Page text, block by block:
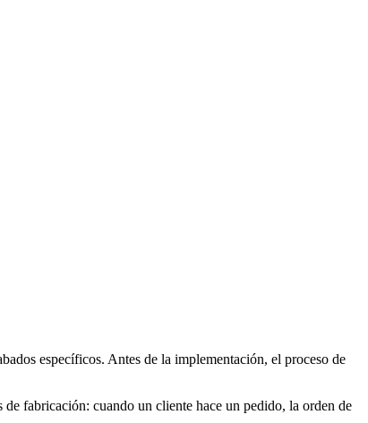
específicos. Antes de la implementación, el proceso de
fabricación: cuando un cliente hace un pedido, la orden de